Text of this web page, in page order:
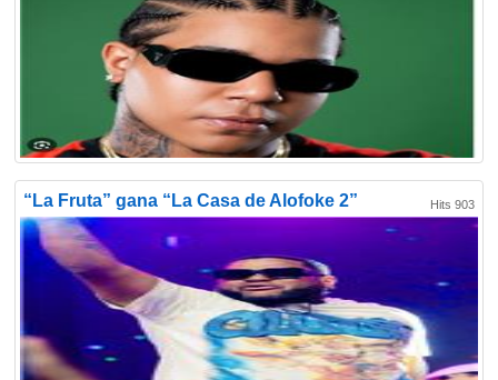
“La Fruta” gana “La Casa de Alofoke 2” Hits 903